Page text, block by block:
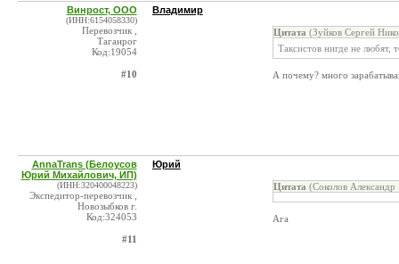
Винрост, ООО
(ИНН:6154058330)
Перевозчик ,
Таганрог
Код:19054
#10
Владимир
Цитата (Зуйков Сергей
Таксистов нигде не любят,
А почему? много
AnnaTrans (Белоусов
Юрий Михайлович, ИП)
(ИНН:320400048223)
Экспедитор-перевозчик ,
Новозыбков г.
Код:324053
#11
Юрий
Цитата (Соколов
Ага